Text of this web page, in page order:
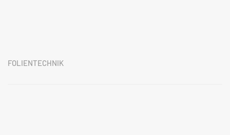
FOLIENTECHNIK